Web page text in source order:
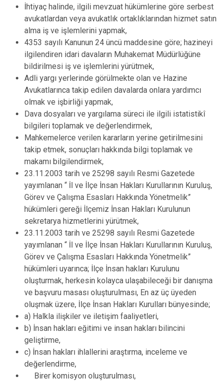
İhtiyaç halinde, ilgili mevzuat hükümlerine göre serbest
avukatlardan veya avukatlık ortaklıklarından hizmet satın
alma iş ve işlemlerini yapmak,
4353 sayılı Kanunun 24 üncü maddesine göre; hazineyi
ilgilendiren idari davaların Muhakemat Müdürlüğüne
bildirilmesi iş ve işlemlerini yürütmek,
Adli yargı yerlerinde görülmekte olan ve Hazine
Avukatlarınca takip edilen davalarda onlara yardımcı
olmak ve işbirliği yapmak,
Dava dosyaları ve yargılama süreci ile ilgili istatistikî
bilgileri toplamak ve değerlendirmek,
Mahkemelerce verilen kararların yerine getirilmesini
takip etmek, sonuçları hakkında bilgi toplamak ve
makamı bilgilendirmek,
23.11.2003 tarih ve 25298 sayılı Resmi Gazetede
yayımlanan “ İl ve İlçe İnsan Hakları Kurullarının Kuruluş,
Görev ve Çalışma Esasları Hakkında Yönetmelik”
hükümleri gereği İlçemiz İnsan Hakları Kurulunun
sekretarya hizmetlerini yürütmek,
23.11.2003 tarih ve 25298 sayılı Resmi Gazetede
yayımlanan “ İl ve İlçe İnsan Hakları Kurullarının Kuruluş,
Görev ve Çalışma Esasları Hakkında Yönetmelik”
hükümleri uyarınca; İlçe İnsan hakları Kurulunu
oluşturmak, herkesin kolayca ulaşabileceği bir danışma
ve başvuru masası oluşturulması, En az üç üyeden
oluşmak üzere, İlçe İnsan Hakları Kurulları bünyesinde;
a) Halkla ilişkiler ve iletişim faaliyetleri,
b) İnsan hakları eğitimi ve insan hakları bilincini
geliştirme,
c) İnsan hakları ihlallerini araştırma, inceleme ve
değerlendirme,
Birer komisyon oluşturulması,